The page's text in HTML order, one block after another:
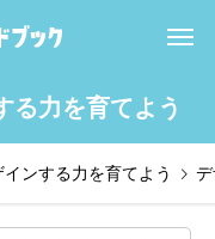
る力を育てよう
ンする力を育てよう